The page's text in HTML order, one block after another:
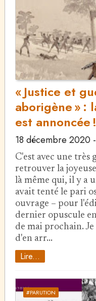
« Justice et
aborigène » :
est annoncée !
18 décembre 2020 -
C'est avec une très
retrouver la
là même qui, il y a
avait tenté le pari
ouvrage – pour
dernier opuscule
de mai prochain.
d'en arr…
Lire...
#PARUTION